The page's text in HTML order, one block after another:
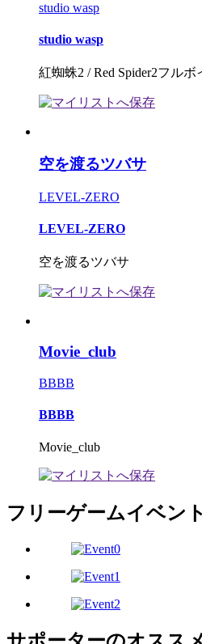
studio wasp
studio wasp
紅蜘蛛2 / Red Spider2フルボ
空を渡るツバサ
LEVEL-ZERO
LEVEL-ZERO
空を渡るツバサ
Movie_club
BBBB
BBBB
Movie_club
フリーゲームイベン